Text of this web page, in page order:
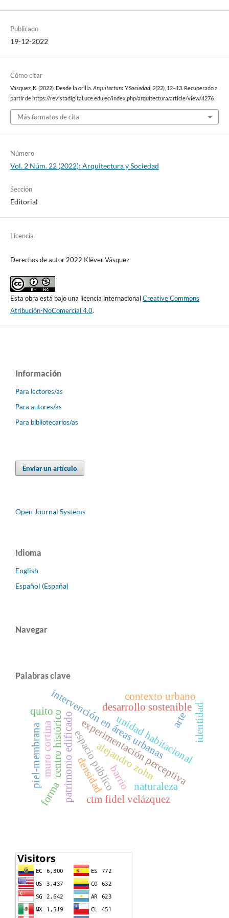
Publicado
19-12-2022
Cómo citar
Vásquez, K. (2022). Desde la orilla.Arquitectura Y Sociedad,2(22), 12–13. Recuperado a
partir de https://revistadigital.uce.edu.ec/index.php/arquitectura/article/view/4276
Más formatos de cita
Número
Vol. 2 Núm. 22 (2022): Arquitectura y Sociedad
Sección
Editorial
Licencia
Derechos de autor 2022 Kléver Vásquez
Esta obra está bajo una licencia internacionalCreative Commons
Atribución-NoComercial 4.0.
Información
Para lectores/as
Para autores/as
Para bibliotecarios/as
Enviar un artículo
Open Journal Systems
Idioma
English
Español (España)
Navegar
Palabras clave
patrimonio edificado
intervención en áreas urbanas
experimentación perceptiva
espacio público
alejandro zohn
unidad habitacional
ctm fidel velázquez
centro histórico
quito desarrollo sostenible
naturaleza
muro cortina
piel-membrana
contexto urbano
identidad
barrio
densidad
forma
arte